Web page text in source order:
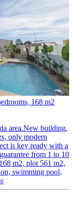
168 m2
area.New building,
only modern
is key ready with a
from 1 to 10
m2, plot 561 m2,
swimming pool,